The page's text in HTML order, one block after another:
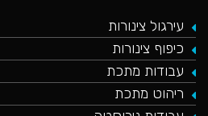
עירגול צינורות
כיפוף צינורות
עבודות מתכת
ריהוט מתכת